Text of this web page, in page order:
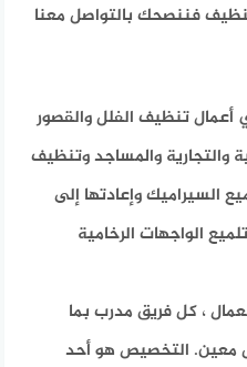
فننصحك بالتواصل معنا
تنظيف الفلل والقصور
والتجارية والمساجد وتنظيف
السيراميك وإعادتها إلى
الواجهات الرخامية
، كل فريق مدرب بما
معين. التخصيص هو أحد